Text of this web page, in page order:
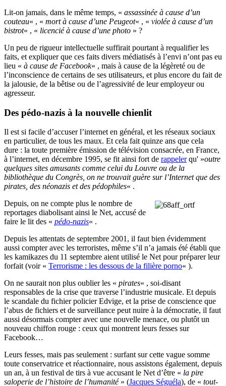
Lit-on jamais, dans le même temps, « assassinée à cause d’un
couteau« , « mort à cause d’une Peugeot« , « violée à cause d’un
bistrot« , « licencié à cause d’une photo » ?
Un peu de rigueur intellectuelle suffirait pourtant à requalifier les
faits, et expliquer que ces faits divers médiatisés à l’envi n’ont pas eu
lieu « à cause de Facebook« , mais à cause de la légèreté ou de
l’inconscience de certains de ses utilisateurs, et plus encore du fait de
la jalousie, de la bêtise ou de l’agressivité de leur employeur ou
agresseur.
Des pédo-nazis à la nouvelle chienlit
Il est si facile d’accuser l’internet en général, et les réseaux sociaux
en particulier, de tous les maux. Et cela fait quinze ans que cela
dure : la toute première émission de télévision consacrée, en France,
à l’internet, en décembre 1995, se fit ainsi fort de rappelerqu' »outre
quelques sites amusants comme celui du Louvre ou de la
bibliothèque du Congrès, on ne trouvait guère sur l’Internet que des
pirates, des néonazis et des pédophiles« .
Depuis, on ne compte plus le nombre de
reportages diabolisant ainsi le Net, accusé de
faire le lit des « pédo-nazis« .
Depuis les attentats de septembre 2001, il faut bien évidemment
aussi compter avec les terroristes, même s’il n’a jamais été établi que
les kamikazes du 11 septembre aient utilisé le Net pour préparer leur
forfait (voir « Terrorisme : les dessous de la filière porno« ).
On ne saurait non plus oublier les « pirates« , soi-disant
responsables de la crise que traverse l’industrie musicale. Et depuis
le scandale du fichier policier Edvige, et la prise de conscience que
l’abus de fichiers et de surveillance peut nuire à la démocratie, il faut
aussi désormais compter avec une nouvelle menace, ou plutôt un
nouveau chiffon rouge : ceux qui montrent leurs fesses sur
Facebook…
Leurs fesses, mais pas seulement : surfant sur cette vague somme
toute conservatrice et réactionnaire, nous assistons également, depuis
un an, à un festival de tirs à vue accusant le Net d’être « la pire
saloperie de l’histoire de l’humanité» (Jacques Séguéla), de « tout-